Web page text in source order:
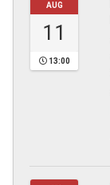
AUG
11
13:00